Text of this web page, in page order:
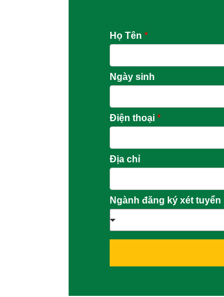
Họ Tên *
Ngày sinh
Điện thoại *
Địa chỉ
Ngành đăng ký xét tuyển